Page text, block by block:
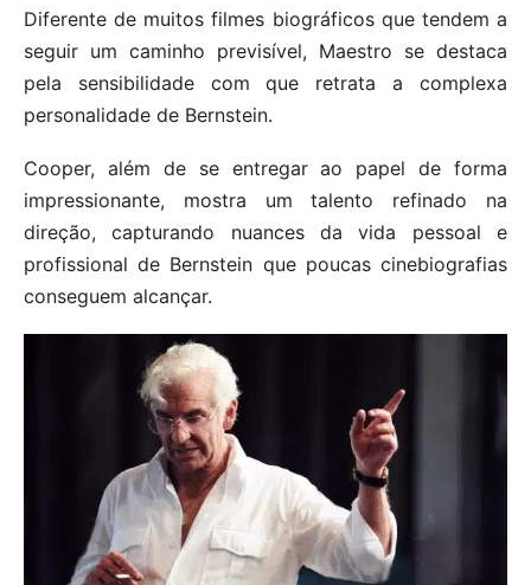
Diferente de muitos filmes biográficos que tendem a
seguir um caminho previsível, Maestro se destaca
pela sensibilidade com que retrata a complexa
personalidade de Bernstein.
Cooper, além de se entregar ao papel de forma
impressionante, mostra um talento refinado na
direção, capturando nuances da vida pessoal e
profissional de Bernstein que poucas cinebiografias
conseguem alcançar.